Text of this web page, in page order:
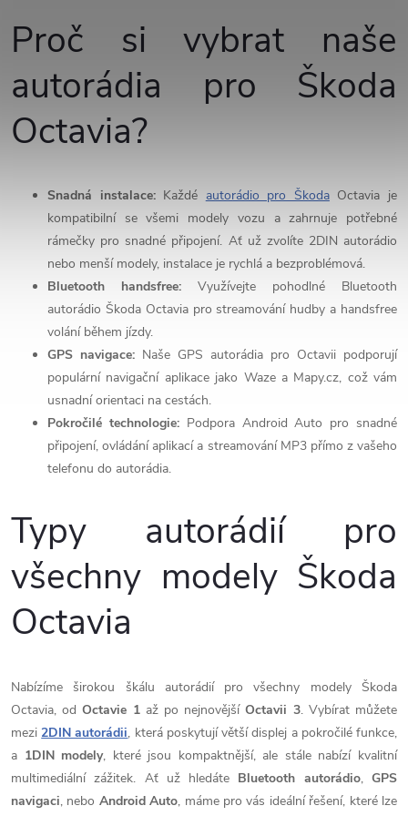
v
l
á
d
ý
p
i
s
Proč si vybrat naše
autorádia pro Škoda
Octavia?
Snadná instalace:Každé autorádio pro ŠkodaOctavia je
kompatibilní se všemi modely vozu a zahrnuje potřebné
rámečky pro snadné připojení. Ať už zvolíte 2DIN autorádio
nebo menší modely, instalace je rychlá a bezproblémová.
Bluetooth handsfree: Využívejte pohodlné Bluetooth
autorádio Škoda Octavia pro streamování hudby a handsfree
volání během jízdy.
GPS navigace: Naše GPS autorádia pro Octavii podporují
populární navigační aplikace jako Waze a Mapy.cz, což vám
usnadní orientaci na cestách.
Pokročilé technologie:Podpora Android Auto pro snadné
připojení, ovládání aplikací a streamování MP3 přímo z vašeho
telefonu do autorádia.
Typy autorádií pro
všechny modely Škoda
Octavia
Nabízíme širokou škálu autorádií pro všechny modely Škoda
Octavia, odOctavie 1až po nejnovějšíOctavii 3. Vybírat můžete
mezi 2DIN autorádii, která poskytují větší displej a pokročilé funkce,
a 1DIN modely, které jsou kompaktnější, ale stále nabízí kvalitní
multimediální zážitek. Ať už hledáte Bluetooth autorádio,GPS
navigaci, nebo Android Auto, máme pro vás ideální řešení, které lze